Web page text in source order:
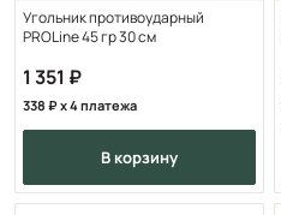
Угольник противоударный
PROLine 45 гр 30 см
1 351
338 x 4 платежа
в корзину